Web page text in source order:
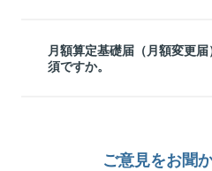
月額算定基礎届（月額変更
須ですか。
ご意見をお聞